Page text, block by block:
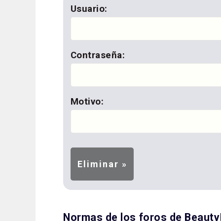
Usuario:
Contraseña:
Motivo:
Normas de los foros de